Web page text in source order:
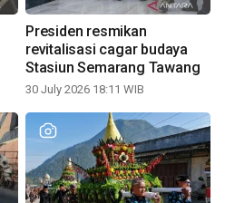
Presiden resmikan
revitalisasi cagar budaya
Stasiun Semarang Tawang
30 July 2026 18:11 WIB